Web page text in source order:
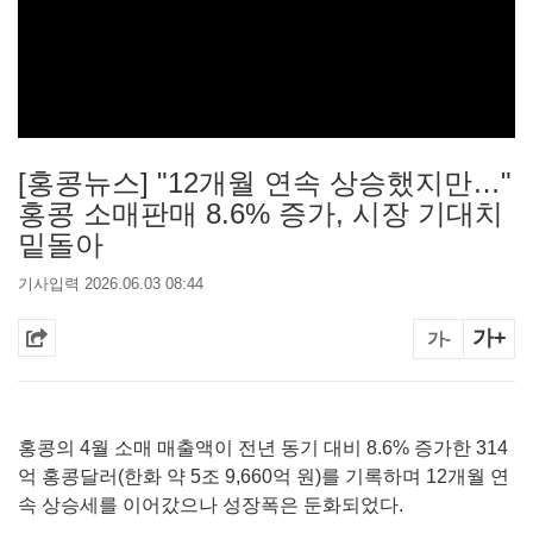
[홍콩뉴스] "12개월 연속 상승했지만…"
홍콩 소매판매 8.6% 증가, 시장 기대치
밑돌아
기사입력 2026.06.03 08:44
가- 가+
홍콩의 4월 소매 매출액이 전년 동기 대비 8.6% 증가한 314
억 홍콩달러(한화 약 5조 9,660억 원)를 기록하며 12개월 연
속 상승세를 이어갔으나 성장폭은 둔화되었다.